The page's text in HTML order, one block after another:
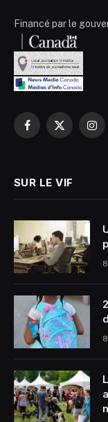
Financé par le
Facebook
X
SUR LE VIF